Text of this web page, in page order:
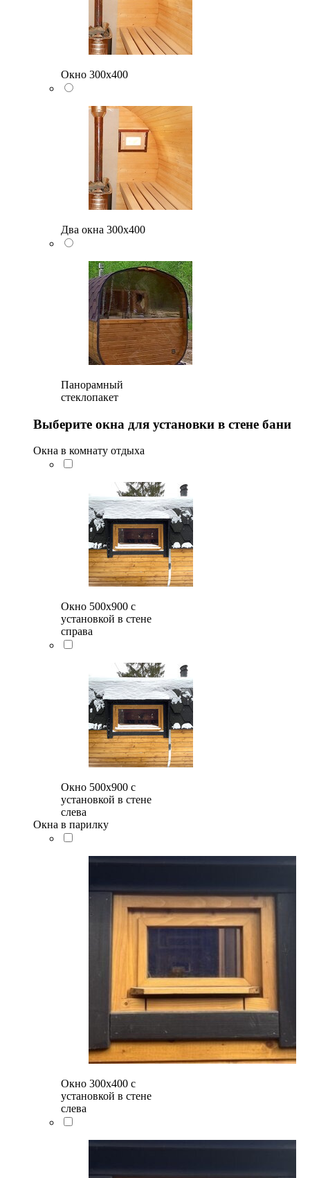
Окно 300х400
Два окна 300х400
Панорамный
стеклопакет
Выберите окна для установки в стене бани
Окна в комнату отдыха
Окно 500x900 с
установкой в стене
справа
Окно 500x900 с
установкой в стене
слева
Окна в парилку
Окно 300х400 с
установкой в стене
слева